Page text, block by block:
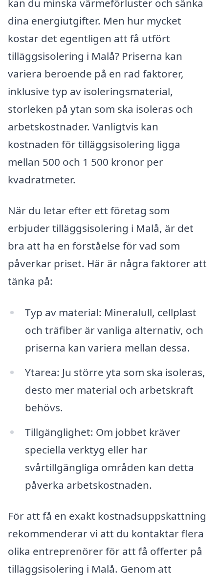
dina energiutgifter. Men hur mycket
kostar det egentligen att få utfört
tilläggsisolering i Malå? Priserna kan
variera beroende på en rad faktorer,
inklusive typ av isoleringsmaterial,
storleken på ytan som ska isoleras och
arbetskostnader. Vanligtvis kan
kostnaden för tilläggsisolering ligga
mellan 500 och 1 500 kronor per
kvadratmeter.
När du letar efter ett företag som
erbjuder tilläggsisolering i Malå, är det
bra att ha en förståelse för vad som
påverkar priset. Här är några faktorer att
tänka på:
Typ av material: Mineralull, cellplast
och träfiber är vanliga alternativ, och
priserna kan variera mellan dessa.
Ytarea: Ju större yta som ska isoleras,
desto mer material och arbetskraft
behövs.
Tillgänglighet: Om jobbet kräver
speciella verktyg eller har
svårtillgängliga områden kan detta
påverka arbetskostnaden.
För att få en exakt kostnadsuppskattning
rekommenderar vi att du kontaktar flera
olika entreprenörer för att få offerter på
tilläggsisolering i Malå. Genom att